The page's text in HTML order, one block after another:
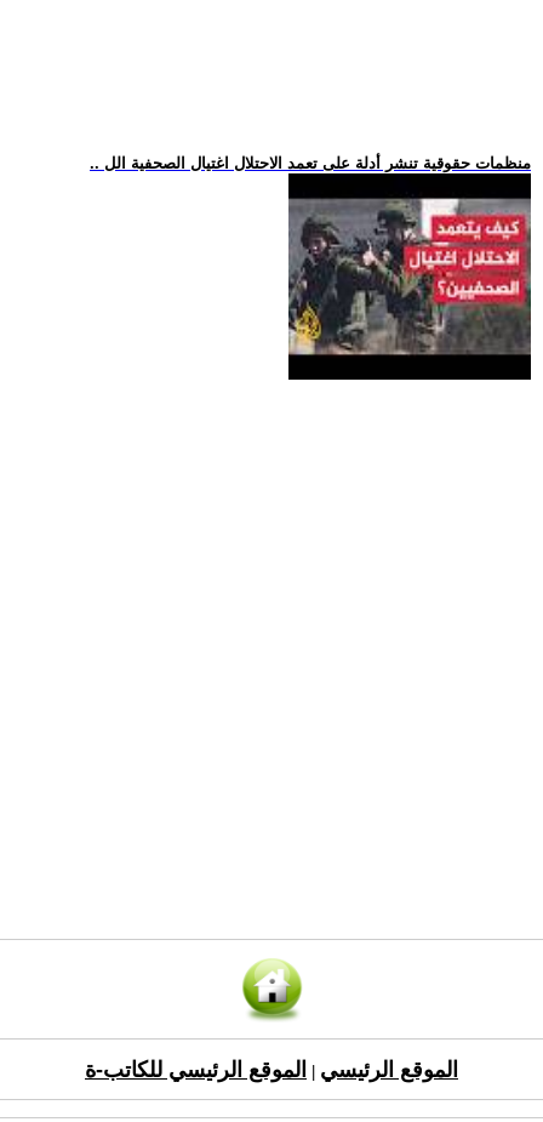
.. منظمات حقوقية تنشر أدلة على تعمد الاحتلال اغتيال الصحفية الل
الموقع الرئيسي الموقع الرئيسي للكاتب-ة